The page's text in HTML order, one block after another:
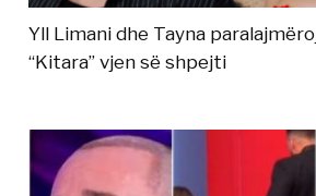
Yll Limani dhe Tayna
“Kitara” vjen së shpejti